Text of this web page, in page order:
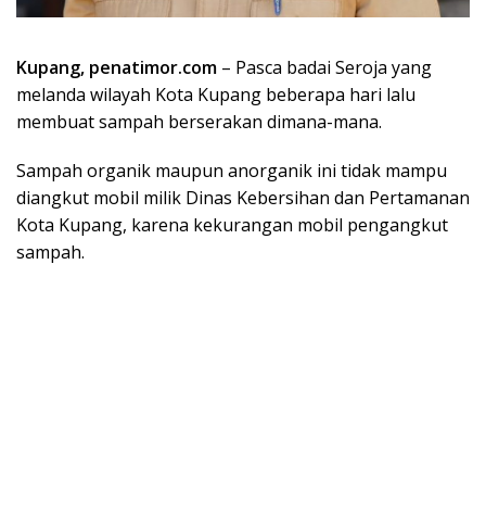
Kupang, penatimor.com – Pasca badai Seroja yang
melanda wilayah Kota Kupang beberapa hari lalu
membuat sampah berserakan dimana-mana.
Sampah organik maupun anorganik ini tidak mampu
diangkut mobil milik Dinas Kebersihan dan Pertamanan
Kota Kupang, karena kekurangan mobil pengangkut
sampah.